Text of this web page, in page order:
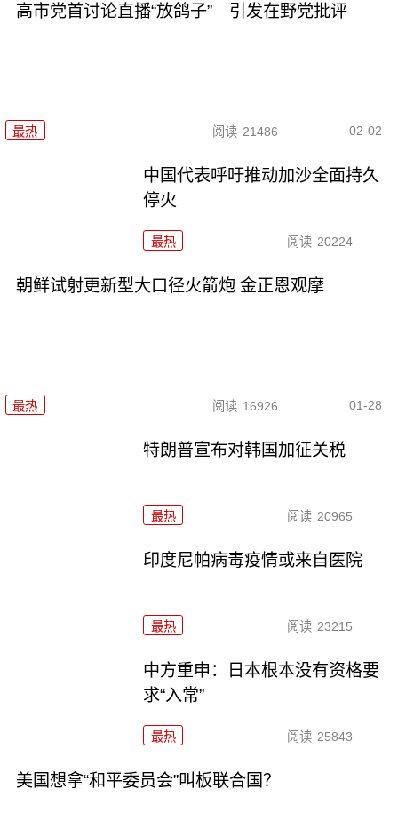
高市党首讨论直播“放鸽子” 引发在野党批评
最热 阅读 21486 02-02
中国代表呼吁推动加沙全面持久
停火
最热 阅读 20224
朝鲜试射更新型大口径火箭炮 金正恩观摩
最热 阅读 16926 01-28
特朗普宣布对韩国加征关税
最热 阅读 20965
印度尼帕病毒疫情或来自医院
最热 阅读 23215
中方重申：日本根本没有资格要
求“入常”
最热 阅读 25843
美国想拿“和平委员会”叫板联合国？